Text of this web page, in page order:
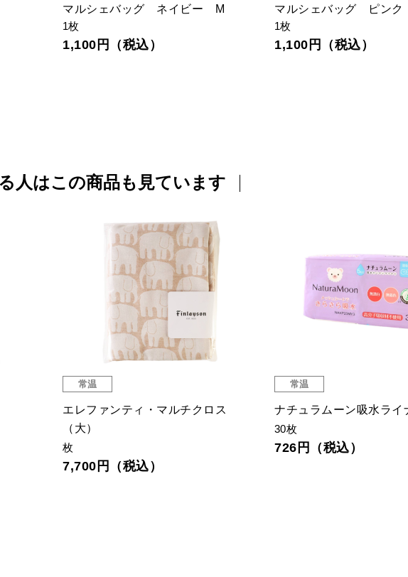
マルシェバッグ ネイビー M
1枚
1,100円（税込）
マルシェバッグ ピン
1枚
1,100円（税込）
人はこの商品も見ています
常温
エレファンティ・マルチクロス
（大）
枚
7,700円（税込）
常温
ナチュラムーン吸水ライ
30枚
726円（税込）